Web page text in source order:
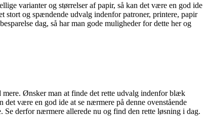
varianter og størrelser af papir, så kan det være en god ide
stort og spændende udvalg indenfor patroner, printere, papir
dag, så har man gode muligheder for dette her og
mere. Ønsker man at finde det rette udvalg indenfor blæk
være en god ide at se nærmere på denne ovenstående
derfor nærmere allerede nu og find den rette løsning i dag.